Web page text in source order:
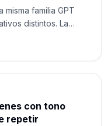
familia GPT
distintos. La
del modelo.
con tono
repetir